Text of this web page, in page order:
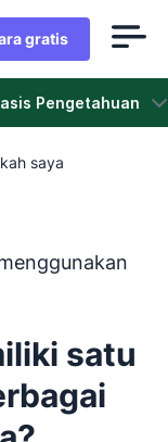
gratis
Pengetahuan
saya
dengan
satu